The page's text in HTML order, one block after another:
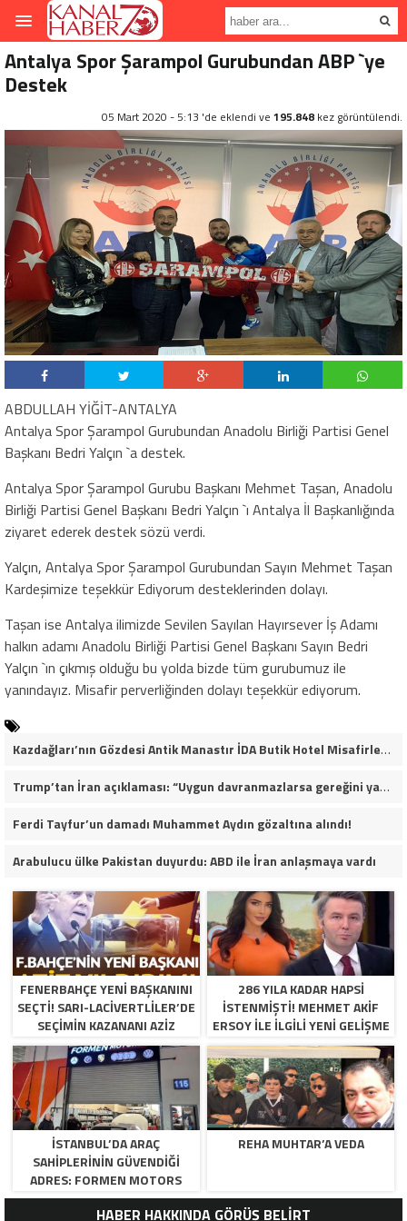
Antalya Spor Şarampol Gurubundan ABP `ye
Destek
05 Mart 2020 - 5:13 'de eklendi ve 195.848 kez görüntülendi.
ABDULLAH YİĞİT-ANTALYA
Antalya Spor Şarampol Gurubundan Anadolu Birliği Partisi Genel
Başkanı Bedri Yalçın `a destek.
Antalya Spor Şarampol Gurubu Başkanı Mehmet Taşan, Anadolu
Birliği Partisi Genel Başkanı Bedri Yalçın `ı Antalya İl Başkanlığında
ziyaret ederek destek sözü verdi.
Yalçın, Antalya Spor Şarampol Gurubundan Sayın Mehmet Taşan
Kardeşimize teşekkür Ediyorum desteklerinden dolayı.
Taşan ise Antalya ilimizde Sevilen Sayılan Hayırsever İş Adamı
halkın adamı Anadolu Birliği Partisi Genel Başkanı Sayın Bedri
Yalçın `ın çıkmış olduğu bu yolda bizde tüm gurubumuz ile
yanındayız. Misafir perverliğinden dolayı teşekkür ediyorum.
Kazdağları’nın Gözdesi Antik Manastır İDA Butik Hotel Misafirlerinden Tam Not Alıyor
Trump’tan İran açıklaması: “Uygun davranmazlarsa gereğini yaparım”
Ferdi Tayfur’un damadı Muhammet Aydın gözaltına alındı!
Arabulucu ülke Pakistan duyurdu: ABD ile İran anlaşmaya vardı
FENERBAHÇE YENI BAŞKANINI
SEÇTI! SARI-LACIVERTLILER’DE
SEÇIMIN KAZANANI AZIZ
YILDIRIM OLDU
286 YILA KADAR HAPSI
ISTENMIŞTI! MEHMET AKIF
ERSOY ILE ILGILI YENI GELIŞME
İSTANBUL’DA ARAÇ
SAHIPLERININ GÜVENDIĞI
ADRES: FORMEN MOTORS
REHA MUHTAR’A VEDA
HABER HAKKINDA GÖRÜŞ BELİRT